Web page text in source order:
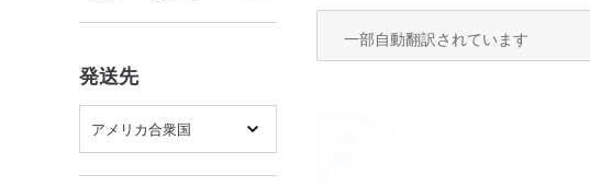
発送先
アメリカ合衆国
一部自動翻訳されています